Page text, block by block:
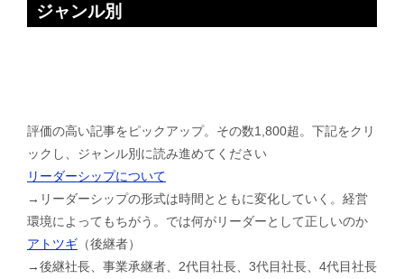
ジャンル別
評価の高い記事をピックアップ。その数1,800超。下記をクリ
ックし、ジャンル別に読み進めてください
リーダーシップについて
→リーダーシップの形式は時間とともに変化していく。経営
環境によってもちがう。では何がリーダーとして正しいのか
アトツギ （後継者）
→後継社長、事業承継者、2代目社長、3代目社長、4代目社長